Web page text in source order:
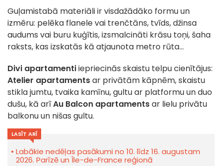
Guļamistabā materiāli ir visdažādāko formu un
izmēru: pelēka flanele vai trenčtāns, tvīds, džinsa
audums vai buru kuģītis, izsmalcināti krāsu toņi, šaha
raksts, kas izskatās kā atjaunota metro rūta...
Divi apartamentiiepriecinās skaistu telpu cienītājus:
Atelier apartamentsar privātām kāpnēm, skaistu
stikla jumtu, tvaika kamīnu, gultu ar platformu un duo
dušu, kā arīAu Balcon apartamentsar lielu privātu
balkonu un nišas gultu.
LASĪT ARĪ
Labākie nedēļas pasākumi no 10. līdz 16. augustam
2026. Parīzē un Île-de-France reģionā